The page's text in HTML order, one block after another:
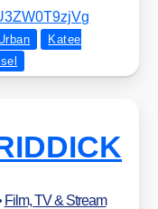
Katee
Film, TV & Stream